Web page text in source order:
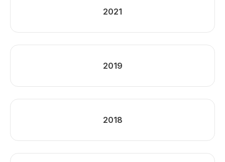
2021
2019
2018